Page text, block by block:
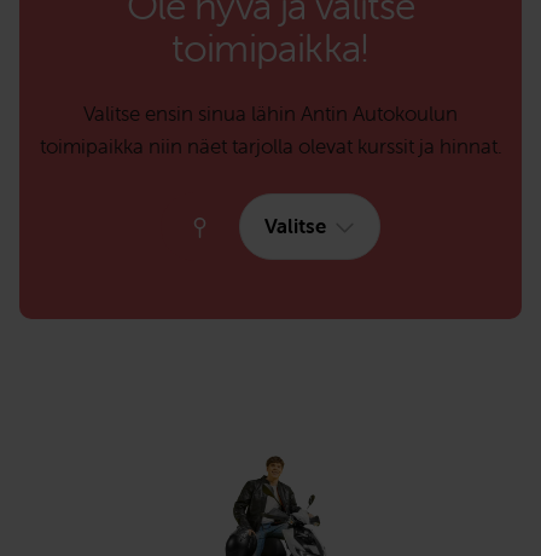
toimipaikka!
Valitse ensin sinua lähin Antin Autokoulun
toimipaikka niin näet tarjolla olevat kurssit ja hinnat.
Valitse